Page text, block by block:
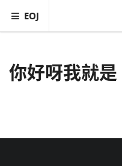
EOJ
你好呀我就是